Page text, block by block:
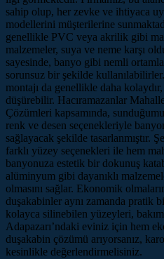
sahip olup, her zevke ve ihtiyaca
modellerini müşterilerine
genellikle PVC veya akrilik gibi
malzemeler, suya ve neme karşı
sayesinde, banyo gibi nemli
sorunsuz bir şekilde
montajı da genellikle daha
düşürebilir. Hacıramazanlar
Çözümleri kapsamında,
renk ve desen seçenekleriyle
sağlayacak şekilde tasarlanmıştır.
farklı yüzey seçenekleri ile hem
banyonuza estetik bir dokunuş
alüminyum gibi dayanıklı
olmasını sağlar. Ekonomik
duşakabinler aynı zamanda pratik
kolayca silinebilen yüzeyleri,
Adapazarı’ndaki eviniz için hem
duşakabin çözümü arıyorsanız,
kesinlikle değerlendirmelisiniz.